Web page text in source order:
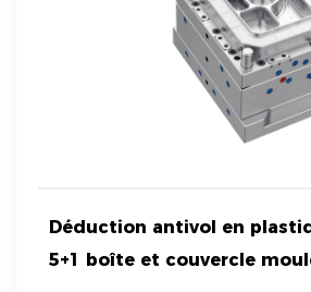
Déduction antivol en
5+1 boîte et couvercle